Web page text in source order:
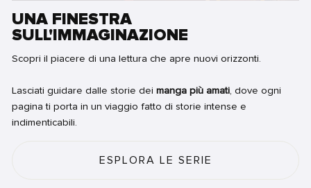
UNA FINESTRA
SULL'IMMAGINAZIONE
Scopri il piacere di una lettura che apre nuovi orizzonti.
Lasciati guidare dalle storie dei manga più amati, dove ogni
pagina ti porta in un viaggio fatto di storie intense e
indimenticabili.
ESPLORA LE SERIE